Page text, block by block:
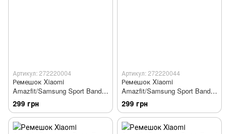
Артикул: 272220004
Ремешок Xiaomi
Amazfit/Samsung Sport Band
20 мм
299 грн
Артикул: 272220044
Ремешок Xiaomi
Amazfit/Samsung Sport Band
20 мм
299 грн